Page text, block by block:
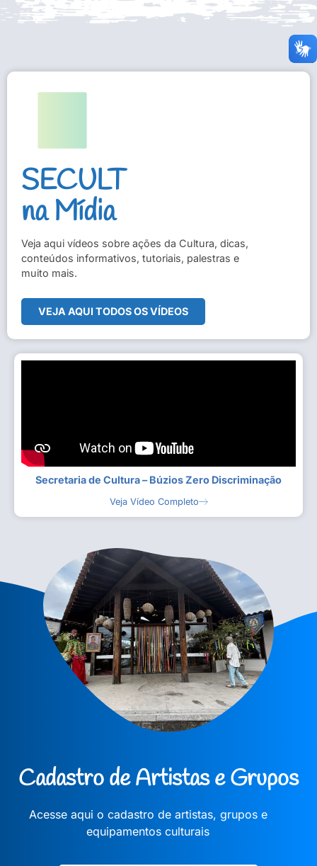
SECULT
na Mídia
Veja aqui vídeos sobre ações da Cultura, dicas,
conteúdos informativos, tutoriais, palestras e
muito mais.
VEJA AQUI TODOS OS VÍDEOS
Secretaria de Cultura – Búzios Zero Discriminação
Veja Vídeo Completo
Cadastro de Artistas e Grupos
Acesse aqui o cadastro de artistas, grupos e
equipamentos culturais